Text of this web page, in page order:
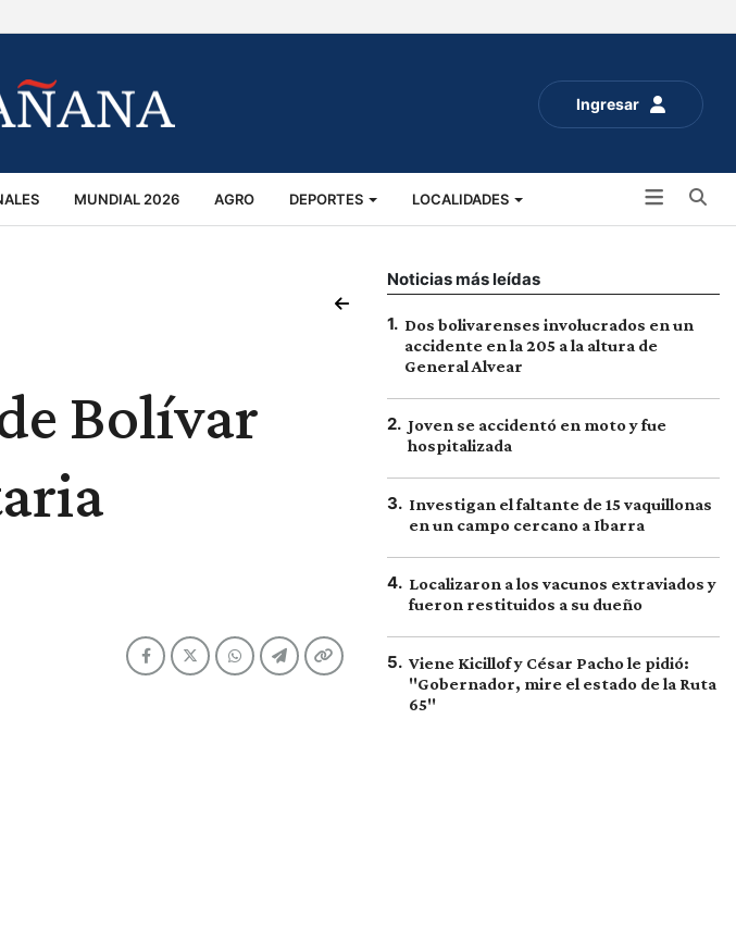
Ingresar
MUNDIAL 2026 AGRO DEPORTES LOCALIDADES
Bolívar
Noticias más leídas
1. Dos bolivarenses involucrados en un
accidente en la 205 a la altura de
General Alvear
2. Joven se accidentó en moto y fue
hospitalizada
3. Investigan el faltante de 15 vaquillonas
en un campo cercano a Ibarra
4. Localizaron a los vacunos extraviados y
fueron restituidos a su dueño
5. Viene Kicillof y César Pacho le pidió:
"Gobernador, mire el estado de la Ruta
65"